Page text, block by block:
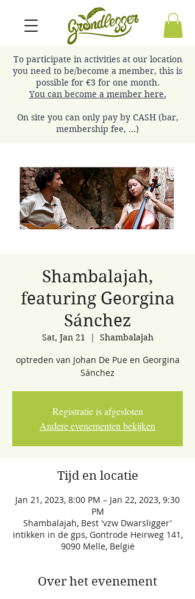
To participate in activities at our location
you need to be/become a member, this is
possible for €3 for one month.
You can become a member here.
On site you can only pay by CASH (bar,
membership fee, ...)
Shambalajah,
featuring Georgina
Sánchez
Sat, Jan 21
  |
Shambalajah
optreden van Johan De Pue en Georgina
Sánchez
Registratie is afgesloten
Andere evenementen bekijken
Tijd en locatie
Jan 21, 2023, 8:00 PM – Jan 22, 2023, 9:30
PM
Shambalajah, Best 'vzw Dwarsligger'
intikken in de gps, Gontrode Heirweg 141,
9090 Melle, België
Over het evenement